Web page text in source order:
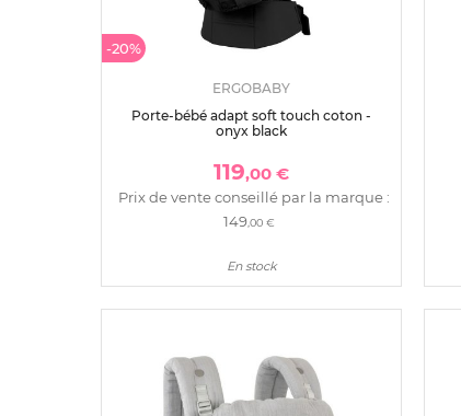
-20%
ERGOBABY
Porte-bébé adapt soft touch coton -
onyx black
119,00 €
Prix de vente conseillé par la marque :
149,00 €
En stock